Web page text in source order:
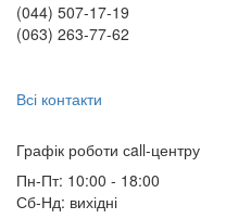
(044) 507-17-19
(063) 263-77-62
Всі контакти
Графік роботи сall-центру
Пн-Пт: 10:00 - 18:00
Сб-Нд: вихідні